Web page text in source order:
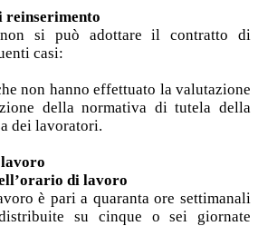
reinserimento
si può adottare il contratto di
casi:
non hanno effettuato la valutazione
della normativa di tutela della
dei lavoratori.
di lavoro
è pari a quaranta ore settimanali
su cinque o sei giornate